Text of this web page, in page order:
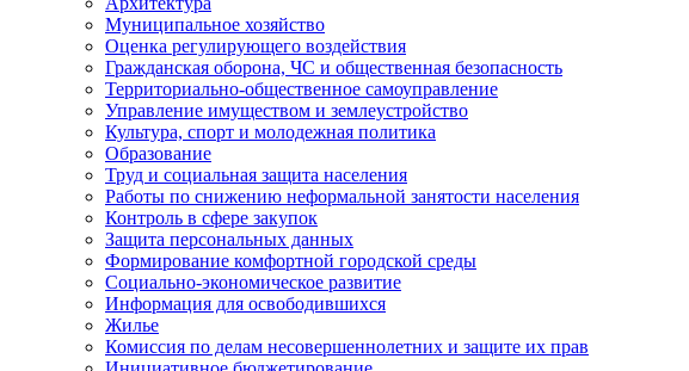
Муниципальное хозяйство
Оценка регулирующего воздействия
Гражданская оборона, ЧС и общественная безопасность
Территориально-общественное самоуправление
Управление имуществом и землеустройство
Культура, спорт и молодежная политика
Образование
Труд и социальная защита населения
Работы по снижению неформальной занятости населения
Контроль в сфере закупок
Защита персональных данных
Формирование комфортной городской среды
Социально-экономическое развитие
Информация для освободившихся
Жилье
Комиссия по делам несовершеннолетних и защите их прав